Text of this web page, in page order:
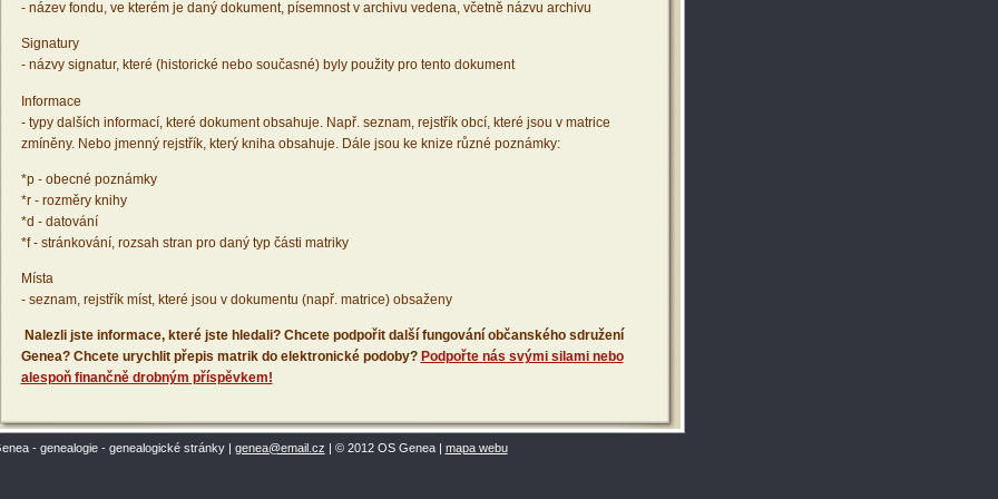
- název fondu, ve kterém je daný dokument, písemnost v archivu vedena, včetně názvu archivu
Signatury
- názvy signatur, které (historické nebo současné) byly použity pro tento dokument
Informace
- typy dalších informací, které dokument obsahuje. Např. seznam, rejstřík obcí, které jsou v matrice
zmíněny. Nebo jmenný rejstřík, který kniha obsahuje. Dále jsou ke knize různé poznámky:
*p - obecné poznámky
*r - rozměry knihy
*d - datování
*f - stránkování, rozsah stran pro daný typ části matriky
Místa
- seznam, rejstřík míst, které jsou v dokumentu (např. matrice) obsaženy
Nalezli jste informace, které jste hledali? Chcete podpořit další fungování občanského sdružení
Genea? Chcete urychlit přepis matrik do elektronické podoby? Podpořte nás svými silami nebo
alespoň finančně drobným příspěvkem!
- genealogie - genealogické stránky | genea@email.cz | © 2012 OS Genea | mapa webu